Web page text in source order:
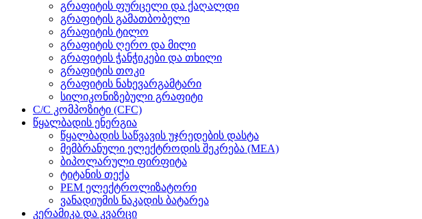
გრაფიტის ფურცელი და ქაღალდი
გრაფიტის გამათბობელი
გრაფიტის ტილო
გრაფიტის ღერო და მილი
გრაფიტის ჭანჭიკები და თხილი
გრაფიტის თოკი
გრაფიტის ნახევარგამტარი
სილიკონიზებული გრაფიტი
C/C კომპოზიტი (CFC)
წყალბადის ენერგია
წყალბადის საწვავის უჯრედების დასტა
მემბრანული ელექტროდის შეკრება (MEA)
ბიპოლარული ფირფიტა
ტიტანის თექა
PEM ელექტროლიზატორი
ვანადიუმის ნაკადის ბატარეა
კერამიკა და კვარცი